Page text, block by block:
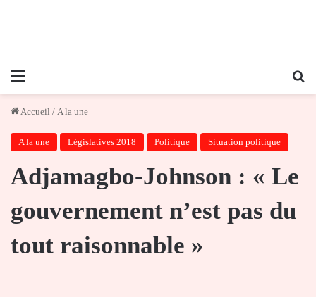
Menu
Accueil / A la une
A la une Législatives 2018 Politique Situation politique
Adjamagbo-Johnson : « Le
gouvernement n’est pas du
tout raisonnable »